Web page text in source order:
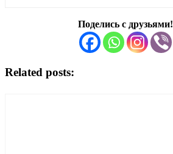
Поделись с друзьями!
Related posts: